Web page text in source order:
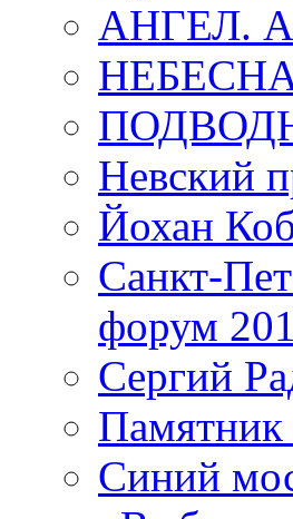
АНГЕЛ.
Невский
Йохан
Санкт-
форум
Сергий
Синий